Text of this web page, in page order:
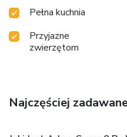
Pełna kuchnia
Przyjazne
zwierzętom
Najczęściej